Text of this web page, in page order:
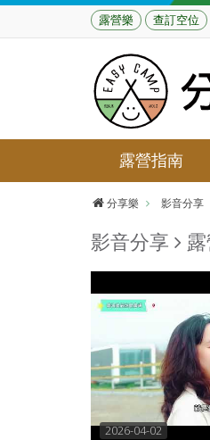
露營樂 查訂空位
露營指南
分享樂 影音分享
影音分享
2026-04-02